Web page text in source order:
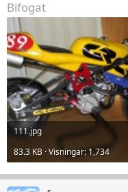
Bifogat
111.jpg
83.3 KB · Visningar: 1,734